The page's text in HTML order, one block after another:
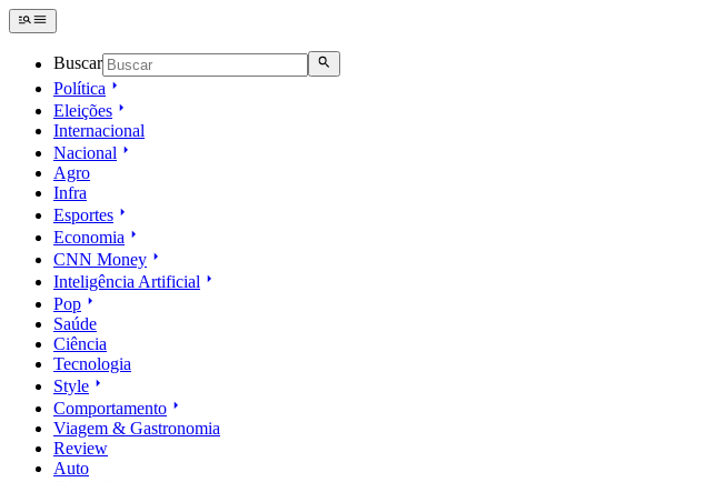
Buscar
Política
Eleições
Internacional
Nacional
Agro
Infra
Esportes
Economia
CNN Money
Inteligência Artificial
Pop
Saúde
Ciência
Tecnologia
Style
Comportamento
Viagem & Gastronomia
Review
Auto